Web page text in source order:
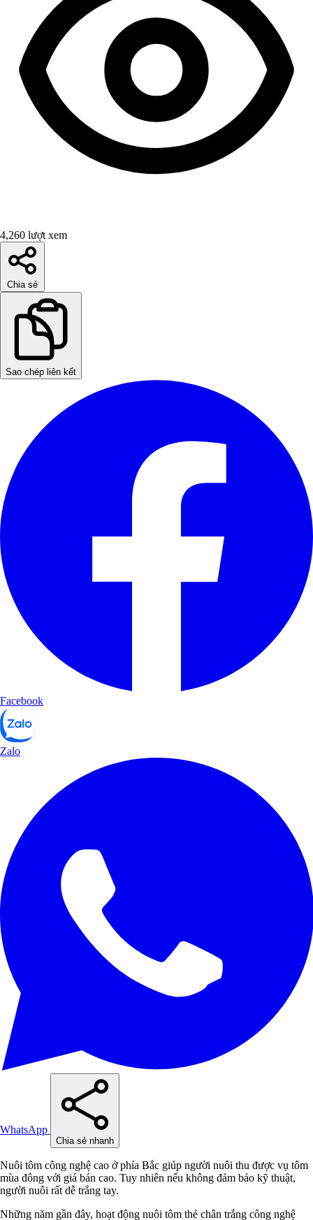
4,260 lượt xem
Chia sẻ
Sao chép liên kết
Facebook
Zalo
WhatsApp
Chia sẻ nhanh
Nuôi tôm công nghệ cao ở phía Bắc giúp người nuôi thu được vụ tôm
mùa đông với giá bán cao. Tuy nhiên nếu không đảm bảo kỹ thuật,
người nuôi rất dễ trắng tay.
Những năm gần đây, hoạt động nuôi tôm thẻ chân trắng công nghệ